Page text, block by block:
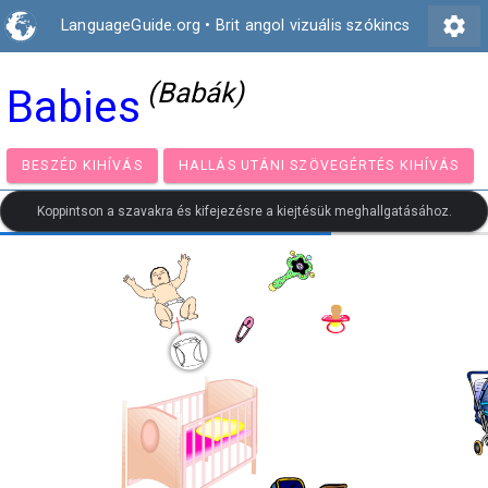
LanguageGuide.org • Brit angol vizuális szókincs settings
Babies (Babák)
BESZÉD KIHÍVÁS HALLÁS UTÁNI SZÖVEGÉRTÉS
Koppintson a szavakra és kifejezésre a kiejtésük meghallgatásához.